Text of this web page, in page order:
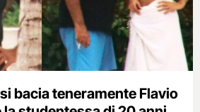
bacia teneramente Flavio